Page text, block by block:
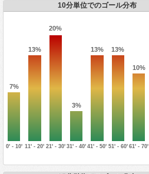
10分単位でのゴール分布
7%
13%
20%
3%
13% 13%
10%
0' - 10' 11' - 20' 21' - 30' 31' - 40' 41' - 50' 51' - 60' 61' - 70'